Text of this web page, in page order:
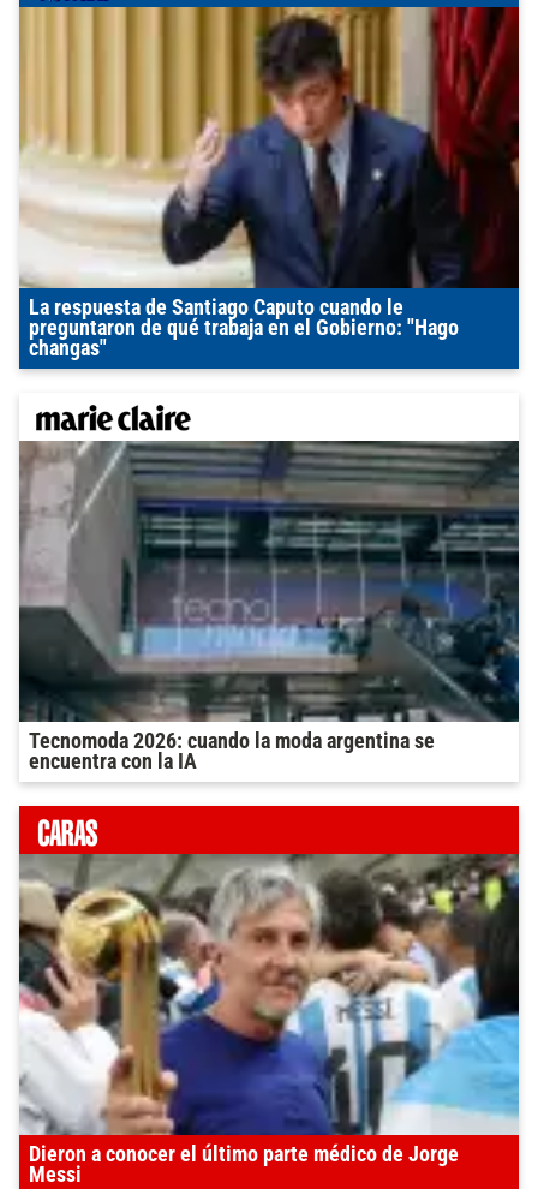
La respuesta de Santiago Caputo cuando le
preguntaron de qué trabaja en el Gobierno: "Hago
changas"
Tecnomoda 2026: cuando la moda argentina se
encuentra con la IA
Dieron a conocer el último parte médico de Jorge
Messi